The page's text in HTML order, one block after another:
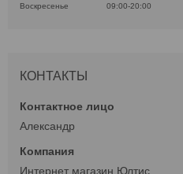
Воскресенье
09:00-20:00
КОНТАКТЫ
Александр
Интернет магазин Юлтис